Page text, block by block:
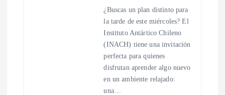
¿Buscas un plan distinto para
la tarde de este miércoles? El
Instituto Antártico Chileno
(INACH) tiene una invitación
perfecta para quienes
disfrutan aprender algo nuevo
en un ambiente relajado:
una…